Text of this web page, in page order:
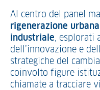
Al centro del panel
rigenerazione
industriale, esplorati
dell’innovazione e
strategiche del
coinvolto figure
chiamate a tracciare